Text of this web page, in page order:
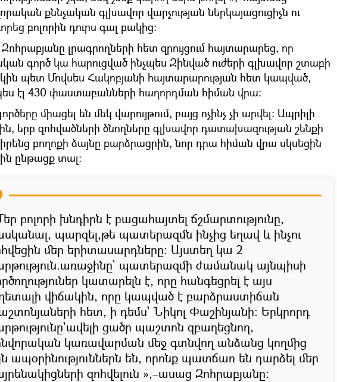
քննչական գլխավոր վարչության ներկայացուցիչն ու
բոլորին դուրս գալ բակից։
լրագրողների հետ զրույցում հայտարարեց, որ
գործ կա հարուցված ինչպես Զինված ուժերի գլխավոր շտաբի
պետ Մովսես Հակոբյանի հայտարարության հետ կապված,
էլ 430 փաստաբանների հաղորդման հիման վրա։
միացել են մեկ վարույթում, բայց ոչինչ չի արվել։ Ապրիլի
երբ զոհվածների ծնողները գլխավոր դատախազության շենքի
բողոքի ձայնը բարձրացրին, նոր դրա հիման վրա սկսեցին
ընթացք տալ։
բոլորի խնդիրն է բացահայտել ճշմարտությունը,
պարզել,թե պատերազմն ինչից եղավ և ինչու
մեր երիտասարդները։ Այստեղ կա 2
պատերազմի ժամանակ այնպիսի
կատարելն է, որը հանգեցրել է այս
վիճակին, որը կապված է բարձրաստիճան
հետ, ի դեմս` Նիկոլ Փաշինյանի։ Երկրորդ
ցածր պաշտոն զբաղեցնող,
կառավարման մեջ գտնվող անձանց կողմից
ապօրինություններն են, որոնք պատճառ են դարձել մեր
զոհվելուն »,–ասաց Զոհրաբյանը։